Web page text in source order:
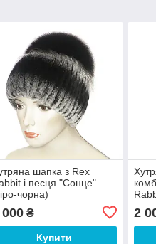
шапка з Rex
і песця "Сонце"
чорна)
₴
Купити
2